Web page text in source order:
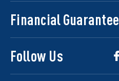
Financial Guarantee
Follow Us